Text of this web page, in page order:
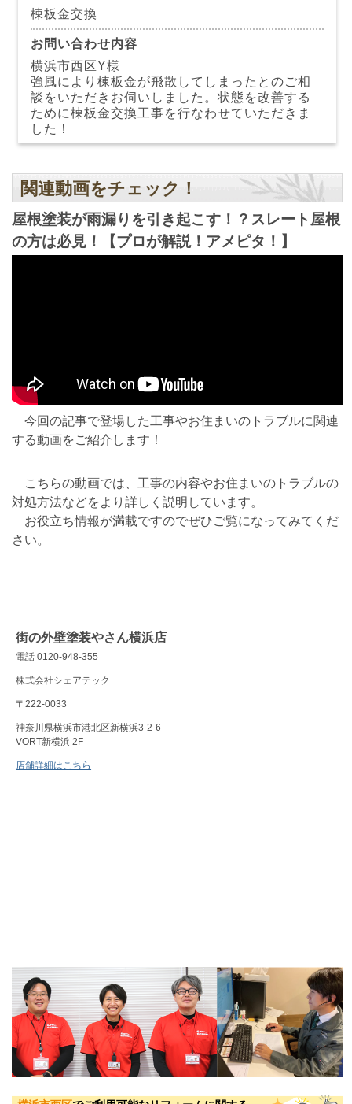
棟板金交換
お問い合わせ内容
横浜市西区Y様
強風により棟板金が飛散してしまったとのご相
談をいただきお伺いしました。状態を改善する
ために棟板金交換工事を行なわせていただきま
した！
関連動画をチェック！
屋根塗装が雨漏りを引き起こす！？スレート屋根
の方は必見！【プロが解説！アメピタ！】
今回の記事で登場した工事やお住まいのトラブルに関連
する動画をご紹介します！
こちらの動画では、工事の内容やお住まいのトラブルの
対処方法などをより詳しく説明しています。
お役立ち情報が満載ですのでぜひご覧になってみてくだ
さい。
街の外壁塗装やさん横浜店
電話 0120-948-355
株式会社シェアテック
〒222-0033
神奈川県横浜市港北区新横浜3-2-6
VORT新横浜 2F
店舗詳細はこちら